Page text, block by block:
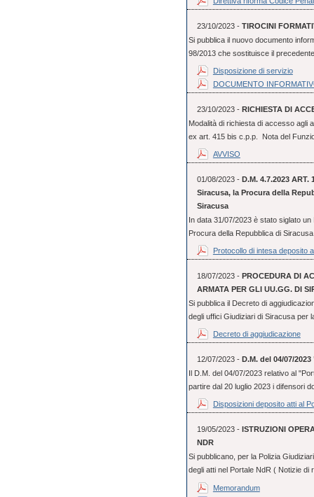
23/10/2023 - TIROCINI
Si pubblica il nuovo documento
98/2013 che sostituisce il
Disposizione di servizio
DOCUMENTO
23/10/2023 - RICHIESTA DI
Modalità di richiesta di accesso agli
ex art. 415 bis c.p.p. Nota del
AVVISO
01/08/2023 - D.M. 4.7.2023
Siracusa, la Procura della
Siracusa
In data 31/07/2023 è stato siglato
Procura della Repubblica di
Protocollo di intesa deposito
18/07/2023 - PROCEDURA DI
ARMATA PER GLI UU.GG. DI
Si pubblica il Decreto di
degli uffici Giudiziari di Siracusa per
Decreto di aggiudicazione
12/07/2023 - D.M. del 04/07/
Il D.M. del 04/07/2023 relativo al
partire dal 20 luglio 2023 i difensori
Disposizioni deposito atti al
19/05/2023 - ISTRUZIONI
NDR
Si pubblicano, per la Polizia
degli atti nel Portale NdR ( Notizie di
Memorandum